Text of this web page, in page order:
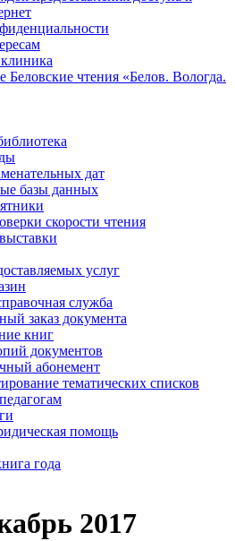
Беловские чтения «Белов. Вологда.
дат
базы данных
скорости чтения
услуг
служба
заказ документа
книг
документов
абонемент
тематических списков
помощь
года
2017